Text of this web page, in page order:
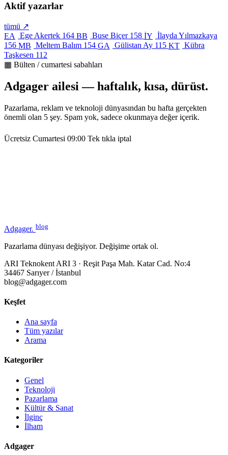
Aktif yazarlar
tümü ↗
EA
Ege Akertek 164 BB Buse Biçer 158 İY İlayda Yılmazkaya
156 MB Meltem Balım 154 GA Gülistan Ay 115 KT Kübra
Taşkesen 112
▦ Bülten / cumartesi sabahları
Adgager ailesi — haftalık, kısa, dürüst.
Pazarlama, reklam ve teknoloji dünyasından bu hafta gerçekten
önemli olan 5 şey. Spam yok, sadece okunmaya değer içerik.
Ücretsiz Cumartesi 09:00 Tek tıkla iptal
Adgager. blog
Pazarlama dünyası değişiyor. Değişime ortak ol.
ARI Teknokent ARI 3 · Reşit Paşa Mah. Katar Cad. No:4
34467 Sarıyer / İstanbul
blog@adgager.com
Keşfet
Ana sayfa
Tüm yazılar
Arama
Kategoriler
Genel
Teknoloji
Pazarlama
Kültür & Sanat
İlginç
İlham
Adgager